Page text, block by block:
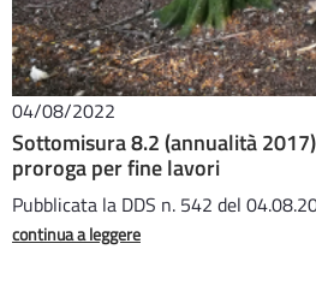
04/08/2022
Sottomisura 8.2 (annualità
proroga per fine lavori
Pubblicata la DDS n. 542 del
continua a leggere